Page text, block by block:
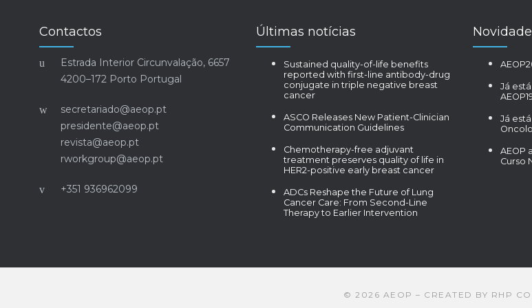
Contactos
Estrada Interior Circunvalação, 6657
4200–172 Porto Portugal
secretariado@aeop.pt
presidente@aeop.pt
revista@aeop.pt
rworkgroup@aeop.pt
+351 936962099
Últimas notícias
Sustained quality-of-life benefits
reported with first-line antibody-drug
conjugate in triple negative breast
cancer
ASCO Releases New Patient-Clinician
Communication Guidelines
Chemotherapy-free adjuvant
treatment preserves quality of life in
HER2-positive early breast cancer
ADCs Reshape the Future of Lung
Cancer Care: From Second-Line
Therapy to Earlier Intervention
Já
Já
AEOP
Curso
©2026 AEOP – CREATED BY RHP